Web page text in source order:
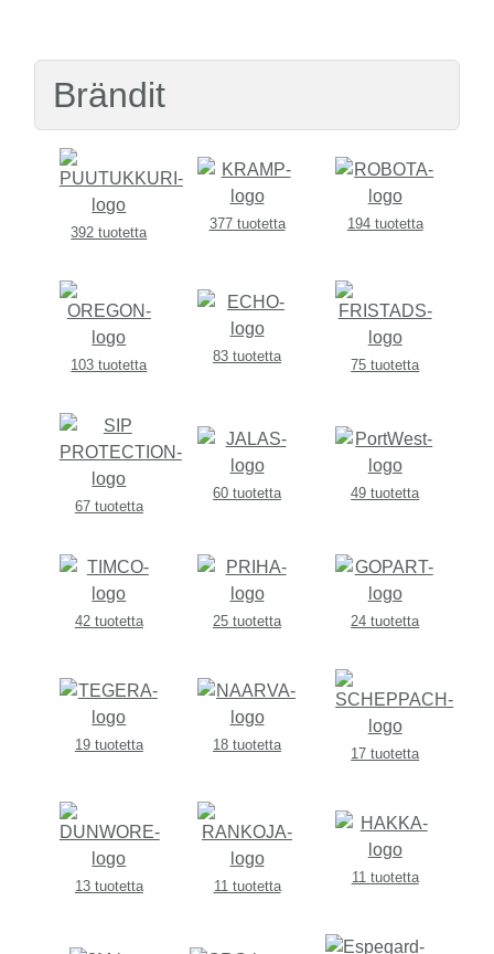
Brändit
392 tuotetta
377 tuotetta 194 tuotetta
103 tuotetta
83 tuotetta
75 tuotetta
67 tuotetta
60 tuotetta 49 tuotetta
42 tuotetta 25 tuotetta 24 tuotetta
19 tuotetta 18 tuotetta
17 tuotetta
13 tuotetta 11 tuotetta
11 tuotetta